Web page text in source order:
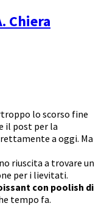
Chiera
lo scorso fine
il post per la
a oggi. Ma
riuscita a trovare un
per i lievitati.
con poolish di
tempo fa.